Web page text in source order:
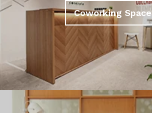
Coworking Space